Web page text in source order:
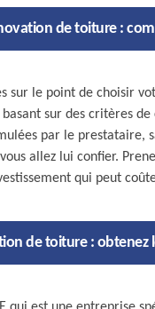
de toiture :
sur le point de choisir
basant sur des critères
par le prestataire,
allez lui confier.
qui peut
de toiture : obtenez